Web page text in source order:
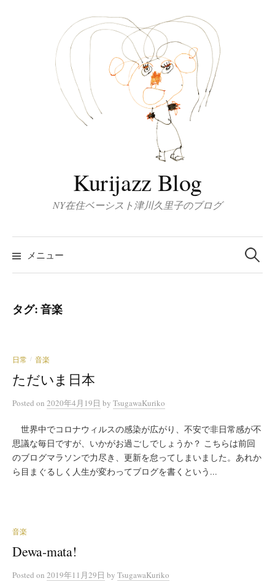
Kurijazz Blog
NY在住ベーシスト津川久里子のブログ
メニュー
検
索:
タグ:音楽
日常 / 音楽
ただいま日本
Posted on 2020年4月19日 by TsugawaKuriko
世界中でコロナウィルスの感染が広がり、不安で非日常感が不
思議な毎日ですが、いかがお過ごしでしょうか？ こちらは前回
のブログマラソンで力尽き、更新を怠ってしまいました。あれか
ら目まぐるしく人生が変わってブログを書くという...
音楽
Dewa-mata!
Posted on 2019年11月29日 by TsugawaKuriko